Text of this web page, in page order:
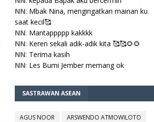
NN: Mbak Nina, mengingatkan mainan ku
saat kecil🥰
NN: Mantappppp kakkkk
NN: Keren sekali adik-adik kita 🥰🥰🌻🌻
NN: Terima kasih
NN: Les Bumi Jember memang ok
SASTRAWAN ASEAN
AGUS NOOR
ARSWENDO ATMOWILOTO